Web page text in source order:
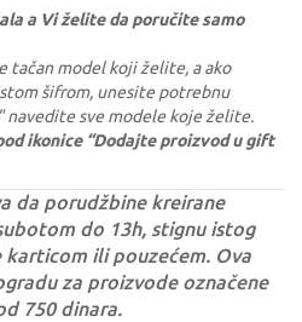
a Vi želite da poručite samo
tačan model koji želite, a ako
šifrom, unesite potrebnu
navedite sve modele koje želite.
ikonice “Dodajte proizvod u gift
da porudžbine kreirane
do 13h, stignu istog
karticom ili pouzećem. Ova
za proizvode označene
750 dinara.